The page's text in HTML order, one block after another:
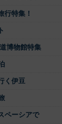
行特集！
博物館特集
く伊豆
ペーシアで